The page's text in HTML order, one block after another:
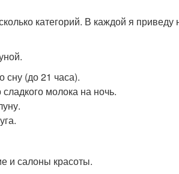
категорий. В каждой я
сну (до 21 часа).
молока на ночь.
и салоны красоты.